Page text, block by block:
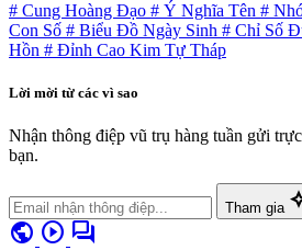
# Cung Hoàng Đạo # Ý Nghĩa Tên #
Con Số # Biểu Đồ Ngày Sinh # Chỉ Số
Hồn # Đỉnh Cao Kim Tự Tháp
Lời mời từ các vì sao
Nhận thông điệp vũ trụ hàng tuần gửi
bạn.
Tham gia
public play_circle forum